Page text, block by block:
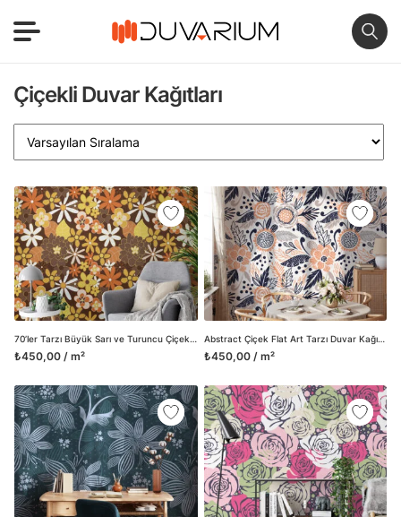
Çiçekli Duvar Kağıtları
70’ler Tarzı Büyük Sarı ve Turuncu Çiçekler Duvar Kağıdı, Retro Sonbahar Çiçekleri Duvar Posteri
₺450,00 / m²
Abstract Çiçek Flat Art Tarzı Duvar Kağıdı, Modern Doğa Tasarımı 3D Duvar Posteri
₺450,00 / m²